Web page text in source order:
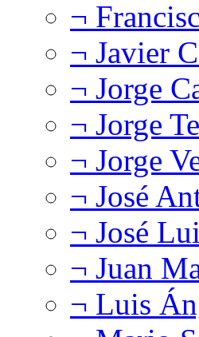
¬
¬ Javier
¬ Jorge
¬ Jorge
¬ Jorge
¬ José
¬ José
¬ Juan
¬ Luis